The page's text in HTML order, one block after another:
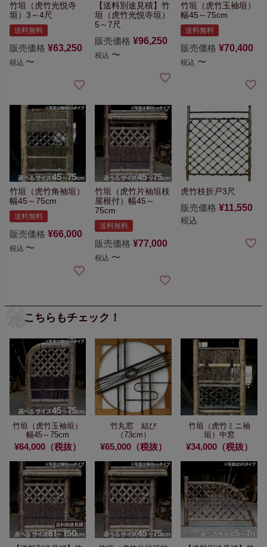
竹垣（虎竹光悦寺
垣）3～4尺
送料無料
販売価格 ¥63,250
税込 〜
【送料別途見積】竹
垣（虎竹光悦寺垣）
5～7尺
販売価格 ¥96,250
税込 〜
竹垣（虎竹玉袖垣）
幅45～75cm
送料無料
販売価格 ¥70,400
税込 〜
竹垣（虎竹角袖垣）
幅45～75cm
送料無料
販売価格 ¥66,000
税込 〜
竹垣（虎竹片袖垣枝
屋根付）幅45～
75cm
送料無料
販売価格 ¥77,000
税込 〜
虎竹枝折戸3尺
販売価格 ¥11,550
税込
こちらもチェック！
竹垣（虎竹玉袖垣）
幅45～75cm
¥64,000（税抜）
竹丸窓 結び
（73cm）
¥65,000（税抜）
竹垣（虎竹ミニ袖
垣）中窓
¥34,000（税抜）